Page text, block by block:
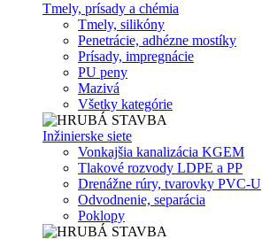
Tmely, prísady a chémia
Tmely, silikóny
Penetrácie, adhézne mostíky
Prísady, impregnácie
PU peny
Mazivá
Všetky kategórie
Inžinierske siete
Vonkajšia kanalizácia KGEM
Tlakové rozvody LDPE a PP
Drenážne rúry, tvarovky PVC-U
Odvodnenie, separácia
Poklopy